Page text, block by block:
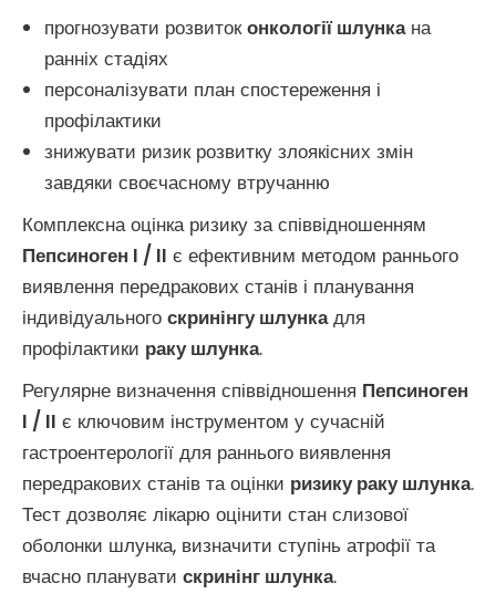
прогнозувати розвитоконкології шлункана
ранніх стадіях
персоналізувати план спостереження і
профілактики
знижувати ризик розвитку злоякісних змін
завдяки своєчасному втручанню
Комплексна оцінка ризику за співвідношенням
Пепсиноген I / II є ефективним методом раннього
виявлення передракових станів і планування
індивідуального скринінгу шлункадля
профілактики раку шлунка.
Регулярне визначення співвідношення Пепсиноген
I / II є ключовим інструментом у сучасній
гастроентерології для раннього виявлення
передракових станів та оцінки ризику раку шлунка.
Тест дозволяє лікарю оцінити стан слизової
оболонки шлунка, визначити ступінь атрофії та
вчасно планувати скринінг шлунка.